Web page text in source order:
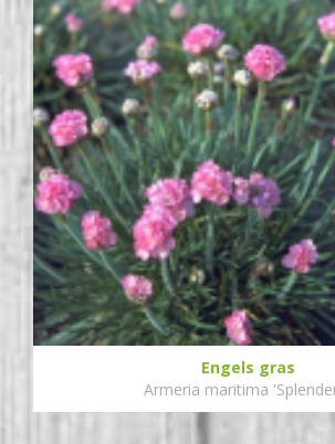
Engels gras
Armeria maritima